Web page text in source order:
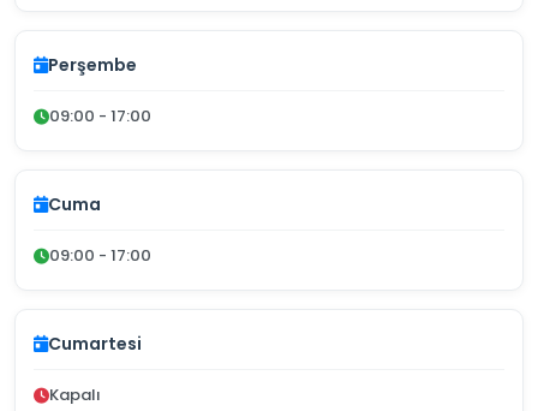
Perşembe
09:00 - 17:00
Cuma
09:00 - 17:00
Cumartesi
Kapalı